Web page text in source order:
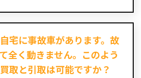
宅に事故車があります。故
全く動きません。このよう
取と引取は可能ですか？